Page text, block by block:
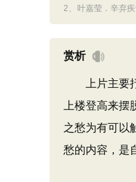
2、
叶嘉莹．辛弃
赏析
上片主要抒
上楼登高来
之愁为有可以
愁的内容，是